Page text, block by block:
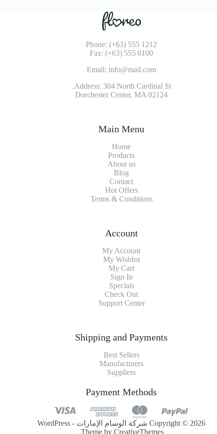
Phone: (+63) 555 1212
Fax: (+63) 555 0100
Email: info@mail.com
Address: 304 North Cardinal St.
Dorchester Center, MA 02124
Main Menu
Home
Products
About us
Blog
Contact
Hot Offers
Terms & Conditions
Account
My Account
My Wishlist
My Cart
Sign In
Specials
Check Out
Support Center
Shipping and Payments
Best Sellers
Manufacturers
Suppliers
Payment Methods
Copyright © 2026 شركة الوسام الإمارات - WordPress
Theme byCreativeThemes
.